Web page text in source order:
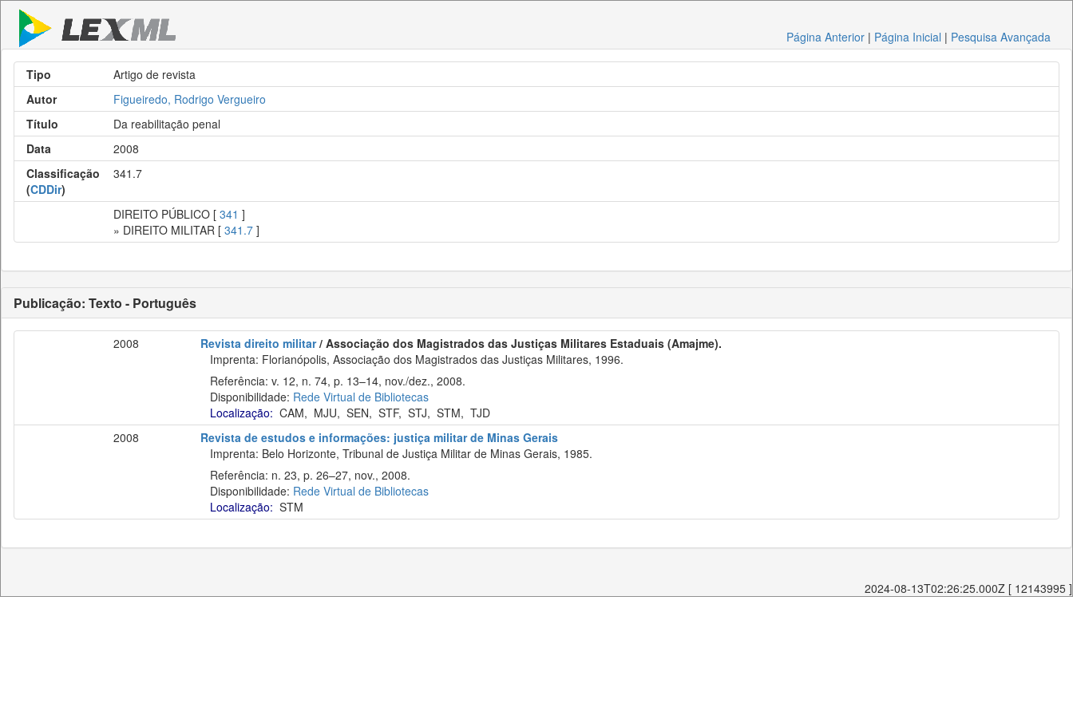
Página Anterior | Página Inicial | Pesquisa Avançada
Tipo
Artigo de revista
Autor
Figueiredo, Rodrigo Vergueiro
Título
Da reabilitação penal
Data
2008
Classificação
(CDDir)
341.7
DIREITO PÚBLICO [ 341 ]
» DIREITO MILITAR [ 341.7 ]
Publicação: Texto - Português
2008 Revista direito militar/ Associação dos Magistrados das Justiças Militares Estaduais (Amajme).
Imprenta: Florianópolis, Associação dos Magistrados das Justiças Militares, 1996.
Referência: v. 12, n. 74, p. 13–14, nov./dez., 2008.
Disponibilidade: Rede Virtual de Bibliotecas
Localização: CAM, MJU, SEN, STF, STJ, STM, TJD
2008
Revista de estudos e informações: justiça militar de Minas Gerais
Imprenta: Belo Horizonte, Tribunal de Justiça Militar de Minas Gerais, 1985.
Referência: n. 23, p. 26–27, nov., 2008.
Disponibilidade: Rede Virtual de Bibliotecas
Localização: STM
2024-08-13T02:26:25.000Z [ 12143995 ]